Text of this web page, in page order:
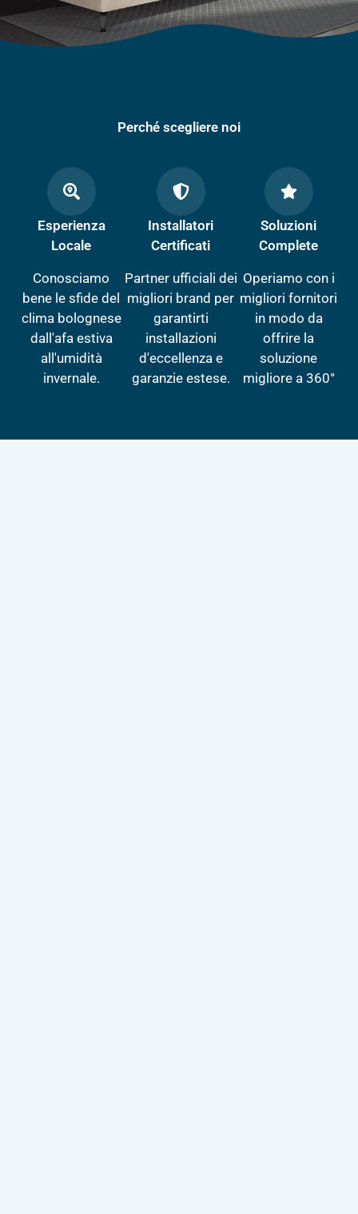
Perché scegliere noi
Esperienza
Locale
Conosciamo
bene le sfide del
clima bolognese
dall'afa estiva
all'umidità
invernale.
Installatori
Certificati
Partner ufficiali dei
migliori brand per
garantirti
installazioni
d'eccellenza e
garanzie estese.
Soluzioni
Complete
Operiamo con i
migliori fornitori
in modo da
offrire la
soluzione
migliore a 360°